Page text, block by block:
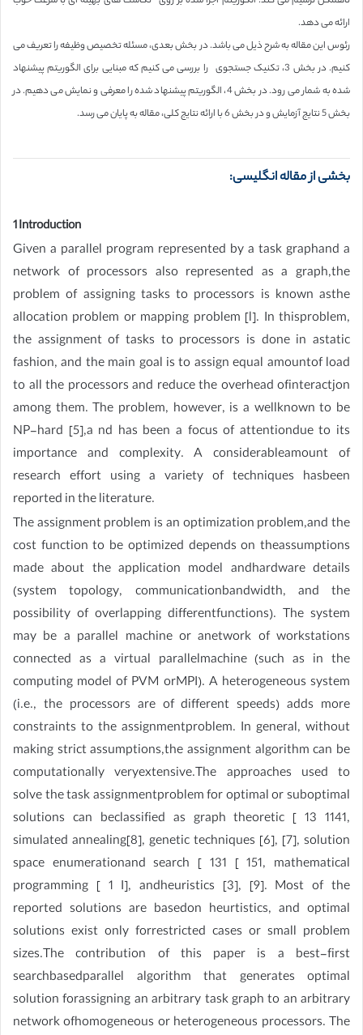
ارائه می دهد.
رئوس این مقاله به شرح ذیل می باشد. در بخش بعدی، مسئله تخصیص وظیفه را تعریف می
کنیم. در بخش 3، تکنیک جستجوی را بررسی می کنیم که مبنایی برای الگوریتم پیشنهاد
شده به شمار می رود. در بخش 4، الگوریتم پیشنهاد شده را معرفی و نمایش می دهیم. در
بخش 5 نتایج آزمایش و در بخش 6 با ارائه نتایج کلی، مقاله به پایان می رسد.
بخشی از مقاله انگلیسی:
1 Introduction
Given a parallel program represented by a task graphand a
network of processors also represented as a graph,the
problem of assigning tasks to processors is known asthe
allocation problem or mapping problem [l]. In thisproblem,
the assignment of tasks to processors is done in astatic
fashion, and the main goal is to assign equal amountof load
to all the processors and reduce the overhead ofinteractjon
among them. The problem, however, is a wellknown to be
NP-hard [5],a nd has been a focus of attentiondue to its
importance and complexity. A considerableamount of
research effort using a variety of techniques hasbeen
reported in the literature.
The assignment problem is an optimization problem,and the
cost function to be optimized depends on theassumptions
made about the application model andhardware details
(system topology, communicationbandwidth, and the
possibility of overlapping differentfunctions). The system
may be a parallel machine or anetwork of workstations
connected as a virtual parallelmachine (such as in the
computing model of PVM orMPI). A heterogeneous system
(i.e., the processors are of different speeds) adds more
constraints to the assignmentproblem. In general, without
making strict assumptions,the assignment algorithm can be
computationally veryextensive.The approaches used to
solve the task assignmentproblem for optimal or suboptimal
solutions can beclassified as graph theoretic [ 13 1141,
simulated annealing[8], genetic techniques [6], [7], solution
space enumerationand search [ 131 [ 151, mathematical
programming [ 1 I], andheuristics [3], [9]. Most of the
reported solutions are basedon heurtistics, and optimal
solutions exist only forrestricted cases or small problem
sizes.The contribution of this paper is a best-first
searchbasedparallel algorithm that generates optimal
solution forassigning an arbitrary task graph to an arbitrary
network ofhomogeneous or heterogeneous processors. The